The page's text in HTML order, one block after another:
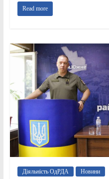
Read more
Діяльність ОдРДА Новини